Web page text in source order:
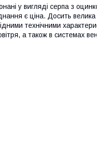
у вигляді серпа з
є ціна. Досить велика
технічними
а також в системах